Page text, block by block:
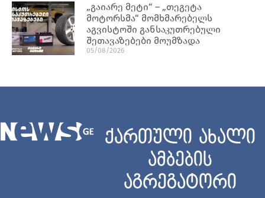
„გაიარე მეტი“ – „თეგეტა
მოტორსმა“ მომხმარებელს
აგვისტოში განსაკუთრებული
შეთავაზებები მოუმზადა
05/08/2026
ქართული ახალი
ამბების
აგრეგატორი